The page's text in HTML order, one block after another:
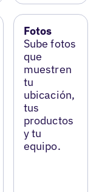
Fotos
Sube fotos
que
muestren
tu
ubicación,
tus
productos
y tu
equipo.